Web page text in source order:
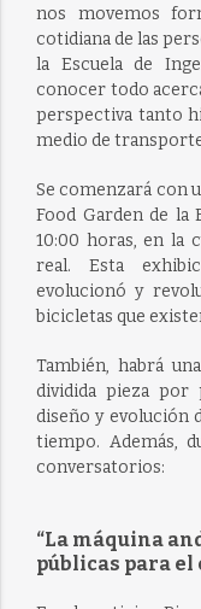
nos movemos
cotidiana de las
la Escuela de
conocer todo
perspectiva tanto
medio de
Se comenzará con
Food Garden de la
10:00 horas, en la
real. Esta
evolucionó y
bicicletas que
También, habrá
dividida pieza
diseño y evolución
tiempo. Además,
conversatorios:
“La máquina
públicas para